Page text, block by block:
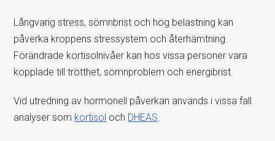
Långvarig stress, sömnbrist och hög belastning kan
påverka kroppens stressystem och återhämtning.
Förändrade kortisolnivåer kan hos vissa personer vara
kopplade till trötthet, sömnproblem och energibrist.
Vid utredning av hormonell påverkan används i vissa fall
analyser som kortisol och DHEAS